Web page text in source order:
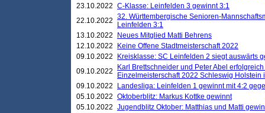
23.10.2022 C-Klasse: Leinfelden 3 gewinnt 3:1
22.10.2022 32. Württembergische Senioren-
Leinfelden 3:1
13.10.2022
Neues Mitglied Matti Behrens
12.10.2022
Keine Offene Stadtmeisterschaft 2022
09.10.2022
Kreisklasse: SC Leinfelden 2 siegt auswärts
09.10.2022
Karl Brettschneider und Peter Abel
Einzelmeisterschaft 2022 Schleswig Holstein
09.10.2022
Landesliga: Leinfelden 1 gewinnt mit 4:2
05.10.2022 Oktoberblitz: Markus Kottke gewinnt
05.10.2022 Jugendblitz Oktober: Matthias und Matti